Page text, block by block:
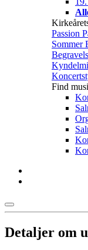
Passion
Sommer
Find
Detaljer om